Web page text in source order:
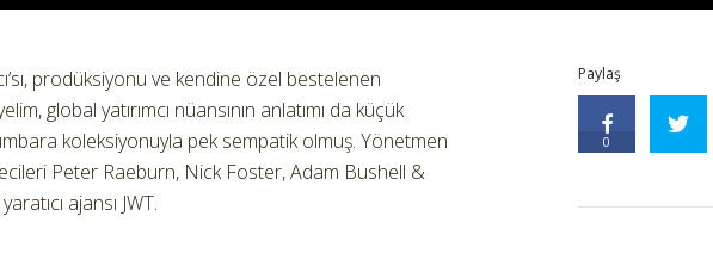
prodüksiyonu ve kendine özel bestelenen
global yatırımcı nüansının anlatımı da küçük
koleksiyonuyla pek sempatik olmuş. Yönetmen
Peter Raeburn, Nick Foster, Adam Bushell &
ajansı JWT.
Paylaş
0